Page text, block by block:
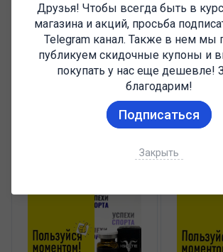
Друзья! Чтобы всегда быть в
магазина и акций, просьба
Telegram канал. Также в нем мы
публикуем скидочные купоны и
покупать у нас еще дешевле!
благодарим!
Подписаться
Закрыть
₽24 000
MARTEN Somatropin 300IU
₽75 000
Jintropin /
1000ед
виал по
АКЦИЯ